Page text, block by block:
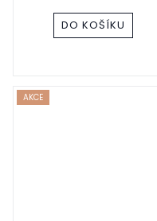
DO KOŠÍKU
AKCE